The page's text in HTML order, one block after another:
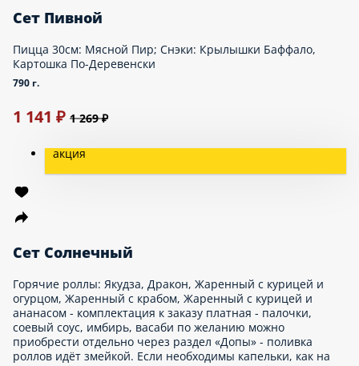
комплектация к заказу платная - палочки, соевый соус, имбирь,
«Допы»
1570 г.
Сет Happy Суши
Роллы: Бекон с курицей, Алоха, Сырный цыпленок, Буто,
Горячий чесночный цыпленок, Горячий Якудза, Горячая
калифорния, Запеченая курица терияки, Запеченый цезарь с
соус, имбирь, васаби по желанию можно приобрести отдельно
через раздел «Допы»
1890 г.
2 676 ₽3 299 ₽
Сет Хорошая компания